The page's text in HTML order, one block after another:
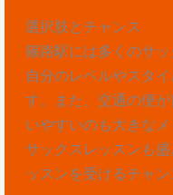
選択肢とチャンス
篠路駅には多くのサッ
自分のレベルやスタ
す。また、交通の便
いやすいのも大きな
サックスレッスンも
ッスンを受けるチャン